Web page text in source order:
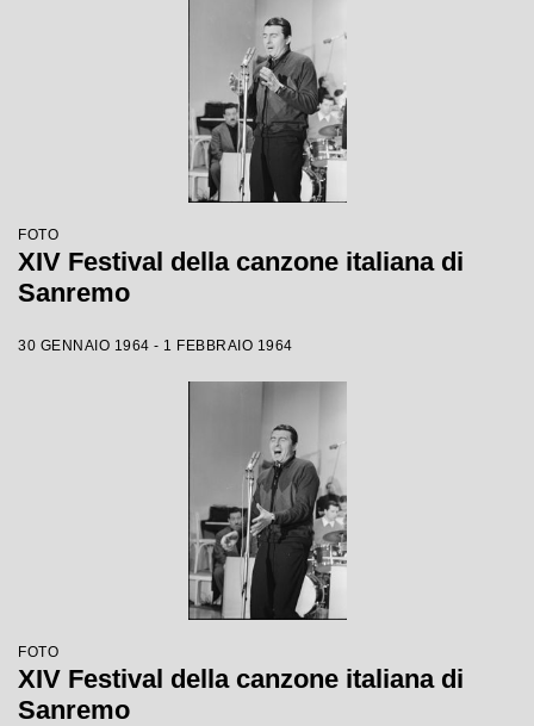
FOTO
XIV Festival della canzone italiana di
Sanremo
30 GENNAIO 1964 - 1 FEBBRAIO 1964
FOTO
XIV Festival della canzone italiana di
Sanremo